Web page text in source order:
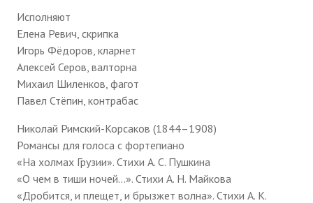
Исполняют
Елена Ревич, скрипка
Игорь Фёдоров, кларнет
Алексей Серов, валторна
Михаил Шиленков, фагот
Павел Стёпин, контрабас
Николай Римский-Корсаков (1844–1908)
Романсы для голоса с фортепиано
«На холмах Грузии». Стихи А. С. Пушкина
«О чем в тиши ночей...». Стихи А. Н. Майкова
«Дробится, и плещет, и брызжет волна». Стихи А. К.